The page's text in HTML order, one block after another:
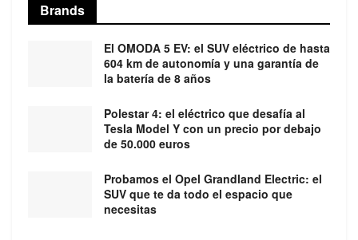
Brands
El OMODA 5 EV: el SUV eléctrico de hasta
604 km de autonomía y una garantía de
la batería de 8 años
Polestar 4: el eléctrico que desafía al
Tesla Model Y con un precio por debajo
de 50.000 euros
Probamos el Opel Grandland Electric: el
SUV que te da todo el espacio que
necesitas